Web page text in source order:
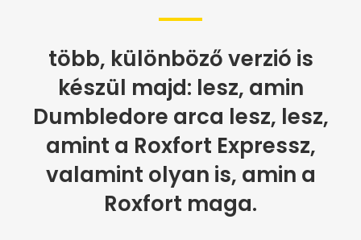
több, különböző verzió is
készül majd: lesz, amin
Dumbledore arca lesz, lesz,
amint a Roxfort Expressz,
valamint olyan is, amin a
Roxfort maga.